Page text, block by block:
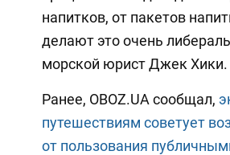
напитков, от пакетов
делают это очень
морской юрист Джек Хики.
Ранее, OBOZ.UA сообщал,
путешествиям советует
от пользования